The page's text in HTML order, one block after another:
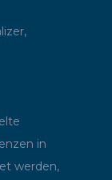
in
werden,